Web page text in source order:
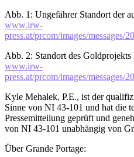
Abb. 1: Ungefährer Standort der
www.irw-
press.at/prcom/images/
Abb. 2: Standort des
www.irw-
press.at/prcom/images/
Kyle Mehalek, P.E., ist der
Sinne von NI 43-101 und hat die
Pressemitteilung geprüft und
von NI 43-101 unabhängig von
Über Grande Portage: